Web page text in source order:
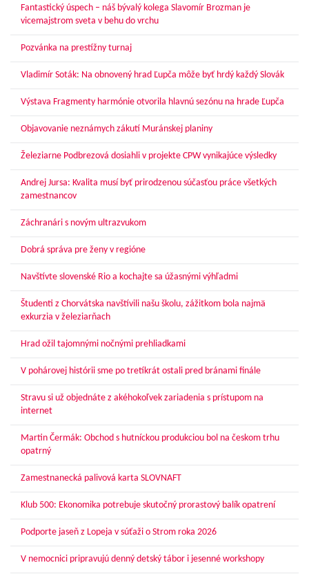
Fantastický úspech – náš bývalý kolega Slavomír Brozman je
vicemajstrom sveta v behu do vrchu
Pozvánka na prestížny turnaj
Vladimír Soták: Na obnovený hrad Ľupča môže byť hrdý každý Slovák
Výstava Fragmenty harmónie otvorila hlavnú sezónu na hrade Ľupča
Objavovanie neznámych zákutí Muránskej planiny
Železiarne Podbrezová dosiahli v projekte CPW vynikajúce výsledky
Andrej Jursa: Kvalita musí byť prirodzenou súčasťou práce všetkých
zamestnancov
Záchranári s novým ultrazvukom
Dobrá správa pre ženy v regióne
Navštívte slovenské Rio a kochajte sa úžasnými výhľadmi
Študenti z Chorvátska navštívili našu školu, zážitkom bola najmä
exkurzia v železiarňach
Hrad ožil tajomnými nočnými prehliadkami
V pohárovej histórii sme po tretíkrát ostali pred bránami finále
Stravu si už objednáte z akéhokoľvek zariadenia s prístupom na
internet
Martin Čermák: Obchod s hutníckou produkciou bol na českom trhu
opatrný
Zamestnanecká palivová karta SLOVNAFT
Klub 500: Ekonomika potrebuje skutočný prorastový balík opatrení
Podporte jaseň z Lopeja v súťaži o Strom roka 2026
V nemocnici pripravujú denný detský tábor i jesenné workshopy